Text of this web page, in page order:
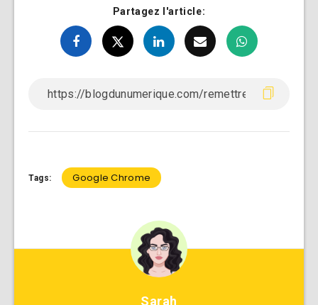
Partagez l'article:
Tags: Google Chrome
Sarah